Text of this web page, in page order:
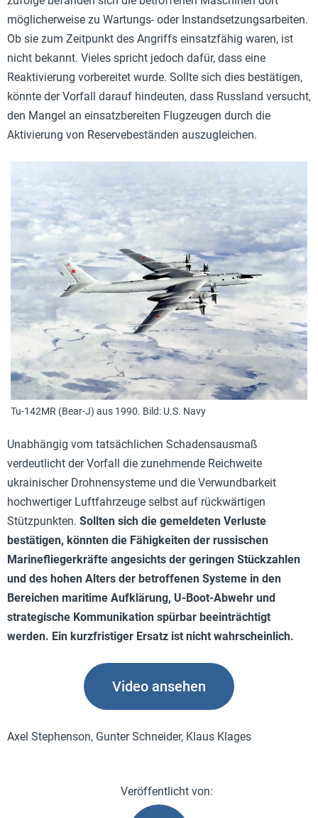
möglicherweise zu Wartungs- oder Instandsetzungsarbeiten.
Ob sie zum Zeitpunkt des Angriffs einsatzfähig waren, ist
nicht bekannt. Vieles spricht jedoch dafür, dass eine
Reaktivierung vorbereitet wurde. Sollte sich dies bestätigen,
könnte der Vorfall darauf hindeuten, dass Russland versucht,
den Mangel an einsatzbereiten Flugzeugen durch die
Aktivierung von Reservebeständen auszugleichen.
Tu-142MR (Bear-J) aus 1990. Bild: U.S. Navy
Unabhängig vom tatsächlichen Schadensausmaß
verdeutlicht der Vorfall die zunehmende Reichweite
ukrainischer Drohnensysteme und die Verwundbarkeit
hochwertiger Luftfahrzeuge selbst auf rückwärtigen
Stützpunkten. Sollten sich die gemeldeten Verluste
bestätigen, könnten die Fähigkeiten der russischen
Marinefliegerkräfte angesichts der geringen Stückzahlen
und des hohen Alters der betroffenen Systeme in den
Bereichen maritime Aufklärung, U-Boot-Abwehr und
strategische Kommunikation spürbar beeinträchtigt
werden. Ein kurzfristiger Ersatz ist nicht wahrscheinlich.
Video ansehen
Axel Stephenson, Gunter Schneider, Klaus Klages